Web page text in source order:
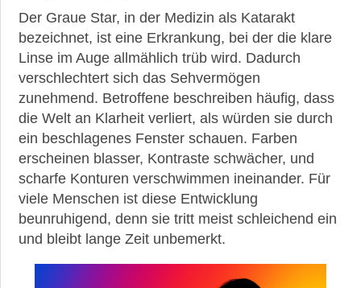
Der Graue Star, in der Medizin als Katarakt
bezeichnet, ist eine Erkrankung, bei der die klare
Linse im Auge allmählich trüb wird. Dadurch
verschlechtert sich das Sehvermögen
zunehmend. Betroffene beschreiben häufig, dass
die Welt an Klarheit verliert, als würden sie durch
ein beschlagenes Fenster schauen. Farben
erscheinen blasser, Kontraste schwächer, und
scharfe Konturen verschwimmen ineinander. Für
viele Menschen ist diese Entwicklung
beunruhigend, denn sie tritt meist schleichend ein
und bleibt lange Zeit unbemerkt.
►
Symptome
►
Diagnostik
►
Therapien
►
Krankheiten